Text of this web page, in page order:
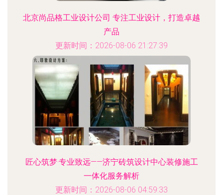
北京尚品格工业设计公司 专注工业设计，打造卓越
产品
更新时间：2026-08-06 21:27:39
匠心筑梦·专业致远——济宁砖筑设计中心装修施工
一体化服务解析
更新时间：2026-08-06 04:59:33